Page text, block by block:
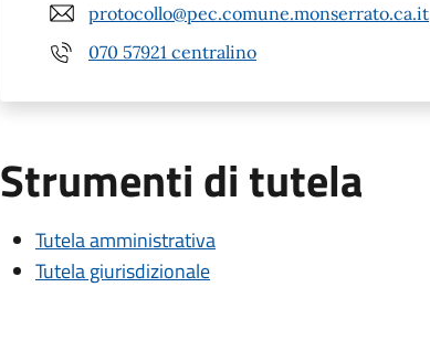
protocollo@pec.comune.monserrato.ca.it
070 57921 centralino
Strumenti di tutela
Tutela amministrativa
Tutela giurisdizionale